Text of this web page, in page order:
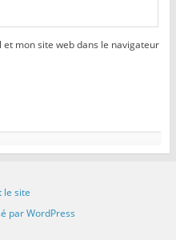
mon site web dans le navigateur
le site
par WordPress